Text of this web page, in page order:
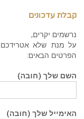
קבלת עדכונים
נרשמים יקרים,
על מנת שלא
הפרטים הבאים:
השם שלך (חובה)
האימייל שלך (חובה)